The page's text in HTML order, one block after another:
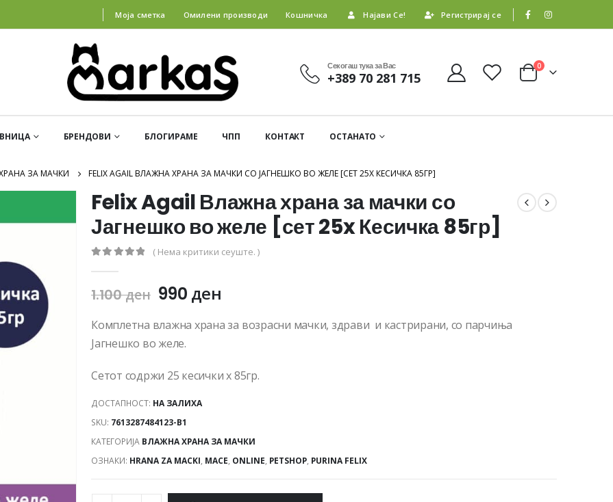
Моја сметка Омилени производи Кошничка Најави Се! Регистрирај се
Секогаш тука за Вас
+389 70 281 715
0
БРЕНДОВИ БЛОГИРАМЕ ЧПП КОНТАКТ ОСТАНАТО
ЗА МАЧКИ FELIX AGAIL ВЛАЖНА ХРАНА ЗА МАЧКИ СО ЈАГНЕШКО ВО ЖЕЛЕ [СЕТ 25X КЕСИЧКА 85ГР]
Felix Agail Влажна храна за мачки со
Јагнешко во желе [сет 25x Кесичка 85гр]
( Нема критики сеуште. )
1.100ден 990 ден
Комплетна влажна храна за возрасни мачки, здрави и кастрирани, со парчиња
Јагнешко во желе.
Сетот содржи 25 кесички x 85гр.
ДОСТАПНОСТ: НА ЗАЛИХА
SKU: 7613287484123-B1
КАТЕГОРИЈА ВЛАЖНА ХРАНА ЗА МАЧКИ
ОЗНАКИ: HRANA ZA MACKI, MACE, ONLINE, PETSHOP, PURINA FELIX